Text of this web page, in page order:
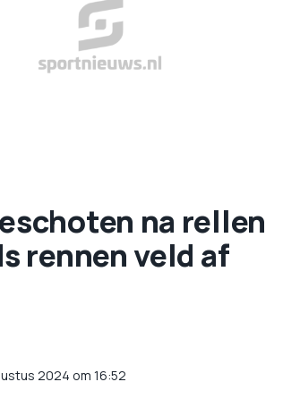
na rellen
rennen veld af
2024 om 16:52